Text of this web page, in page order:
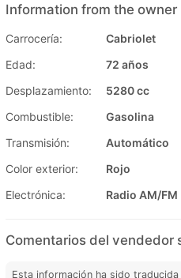
Information from the owner
Carrocería:
Cabriolet
Edad:
72 años
Desplazamiento:
5280 cc
Combustible:
Gasolina
Transmisión:
Automático
Color exterior:
Rojo
Electrónica:
Radio AM/FM
Comentarios del vendedor
Esta información ha sido